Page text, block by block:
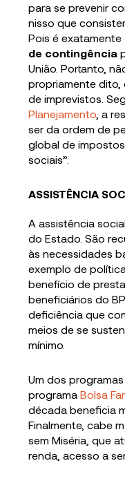
para se prevenir
nisso que
Pois é
de contingência
União. Portanto,
propriamente dito,
de imprevistos.
Planejamento , a
ser da ordem de
global de
sociais”.
ASSISTÊNCIA
A assistência
do Estado. São
às necessidades
exemplo de
benefício de
beneficiários do
deficiência que
meios de se
mínimo.
Um dos
programaBolsa
década beneficia
Finalmente, cabe
sem Miséria, que
renda, acesso a